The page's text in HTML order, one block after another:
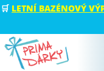
🛒 LETNÍ BAZÉNOVÝ